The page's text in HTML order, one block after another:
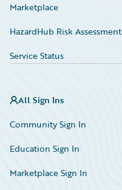
Marketplace
HazardHub Risk Assessment
Service Status
All Sign Ins
Community Sign In
Education Sign In
Marketplace Sign In